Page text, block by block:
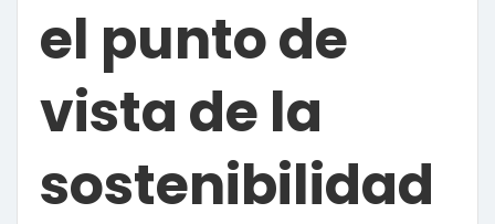
el punto de
vista de la
sostenibilidad